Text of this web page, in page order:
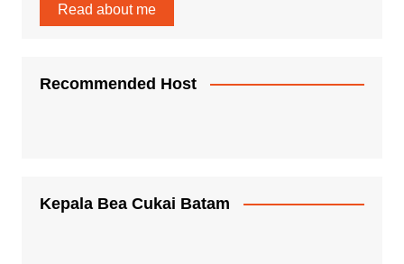
Read about me
Recommended Host
Kepala Bea Cukai Batam